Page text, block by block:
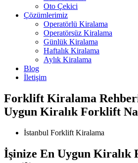
Oto Çekici
Çözümlerimiz
Operatörlü Kiralama
Operatörsüz Kiralama
Günlük Kiralama
Haftalık Kiralama
Aylık Kiralama
Blog
İletişim
Forklift Kiralama
Uygun Kiralık Forklift
İstanbul Forklift Kiralama
İşinize En Uygun Kiralık